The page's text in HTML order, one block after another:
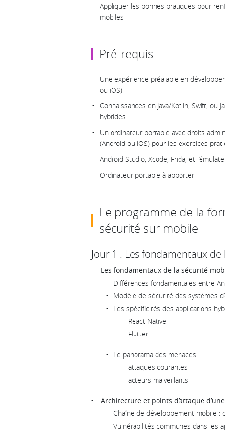
Appliquer les bonnes pratiques pour
mobiles
Pré-requis
Une expérience préalable en
ou iOS)
Connaissances en Java/Kotlin, Swift, ou
hybrides
Un ordinateur portable avec droits
(Android ou iOS) pour les exercices
Android Studio, Xcode, Frida, et
Ordinateur portable à apporter
Le programme de la
sécurité sur mobile
Jour 1 : Les fondamentaux
Les fondamentaux de la sécurité
Différences fondamentales entre
Modèle de sécurité des systèmes
Les spécificités des applications
React Native
Flutter
Le panorama des menaces
attaques courantes
acteurs malveillants
Architecture et points d’attaque
Chaîne de développement mobile :
Vulnérabilités communes dans les